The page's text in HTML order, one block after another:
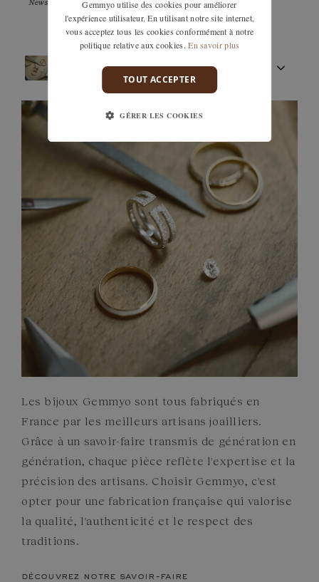
Newsletter
ARTISANAT FRANÇAIS
ENGAGEMENTS
Les bijoux Gemmyo sont tous fabriqués en
France par les meilleurs artisans joailliers.
Grâce à un savoir-faire transmis de génération en
génération, chaque pièce reflète l'expertise et la
précision des artisans. Choisir Gemmyo, c'est
opter pour une fabrication française qui valorise
la qualité, l'authenticité et le respect des
traditions.
découvrez notre savoir-faire
Gemmyo utilise des cookies pour améliorer
l'expérience utilisateur. En utilisant notre site internet,
vous acceptez tous les cookies conformément à notre
politique relative aux cookies. En savoir plus
TOUT ACCEPTER
GÉRER LES COOKIES